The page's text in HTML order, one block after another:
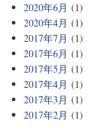
2020年6月 (1)
2020年4月 (1)
2017年7月 (1)
2017年6月 (1)
2017年5月 (1)
2017年4月 (1)
2017年3月 (1)
2017年2月 (1)